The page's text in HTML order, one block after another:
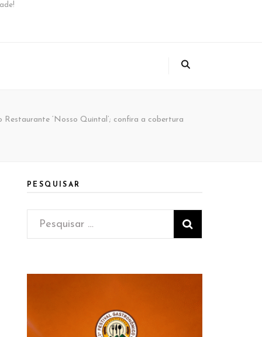
Restaurante ‘Nosso Quintal’; confira a cobertura
PESQUISAR
Pesquisar
por: